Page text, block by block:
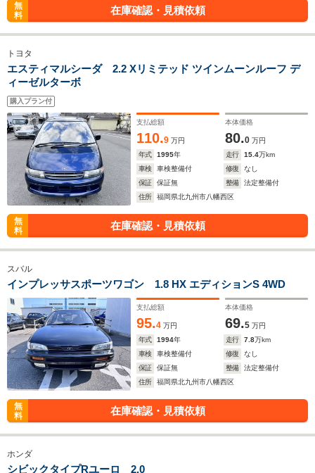
無
料
在庫確認・見積依頼
トヨタ
エスティマルシーダ 2.2 Xリミテッド ツインムーンルーフ デ
ィーゼルターボ
購入プラン付
支払総額
110.9 万円
本体価格
80.0 万円
年式
1995年 走行 15.4万km
車検
車検整備付 修復
なし
保証
保証無 整備
法定整備付
住所
福岡県北九州市八幡西区
無
料
在庫確認・見積依頼
スバル
インプレッサスポーツワゴン 1.8 HX エディションS 4WD
支払総額
95.4 万円
本体価格
69.5 万円
年式
1994年 走行 7.8万km
車検
車検整備付 修復
なし
保証
保証無 整備
法定整備付
住所
福岡県北九州市八幡西区
無
料
在庫確認・見積依頼
ホンダ
シビックタイプRユーロ 2.0